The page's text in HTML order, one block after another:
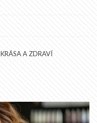
KRÁSA A ZDRAVÍ